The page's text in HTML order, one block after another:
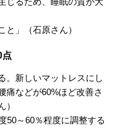
と」（石原さん）
。新しいマットレスにし
痛などが60%ほど改善さ
）
50～60％程度に調整する